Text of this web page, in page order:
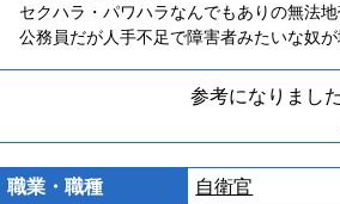
セクハラ・パワハラなんでもありの無法地
公務員だが人手不足で障害者みたいな奴が
参考になりまし
職業・職種 自衛官